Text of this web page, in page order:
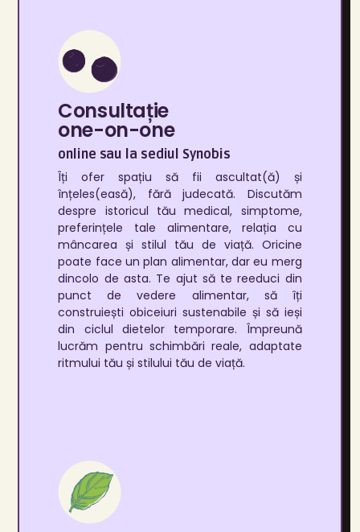
Consultație
one-on-one
online sau la sediul Synobis
Îți ofer spațiu să fii ascultat(ă) și
înțeles(easă), fără judecată. Discutăm
despre istoricul tău medical, simptome,
preferințele tale alimentare, relația cu
mâncarea și stilul tău de viață. Oricine
poate face un plan alimentar, dar eu merg
dincolo de asta. Te ajut să te reeduci din
punct de vedere alimentar, să îți
construiești obiceiuri sustenabile și să ieși
din ciclul dietelor temporare. Împreună
lucrăm pentru schimbări reale, adaptate
ritmului tău și stilului tău de viață.